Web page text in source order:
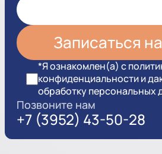
*Я ознакомлен(а) с
конфиденциальности и
обработку персональных
Позвоните нам
+7 (3952) 43-50-28